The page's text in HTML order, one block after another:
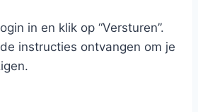
in en klik op “Versturen”.
instructies ontvangen om je